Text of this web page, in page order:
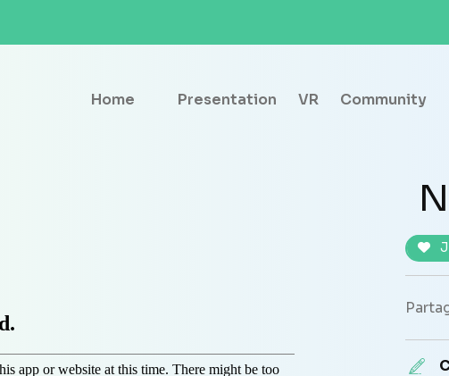
Home Presentation VR Community